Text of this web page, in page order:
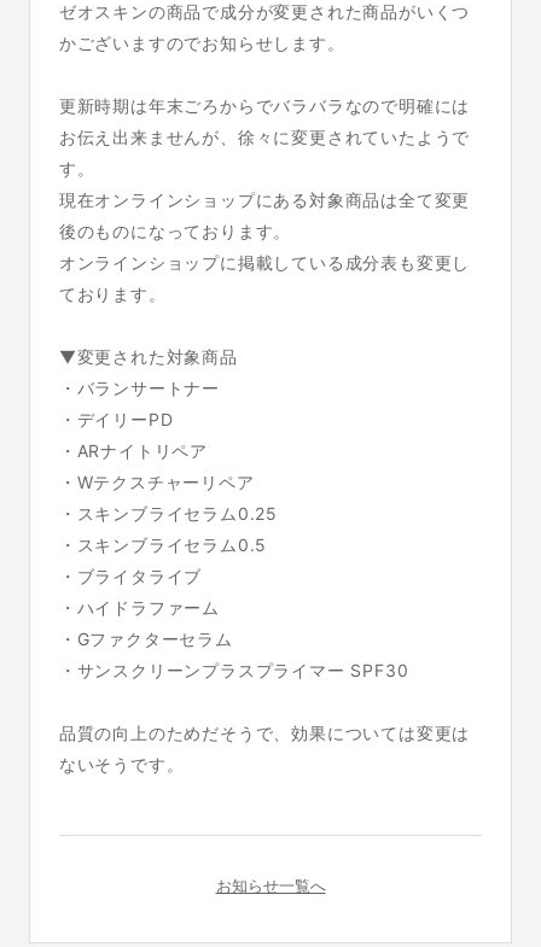
ゼオスキンの商品で成分が変更された商品がいくつ
かございますのでお知らせします。
更新時期は年末ごろからでバラバラなので明確には
お伝え出来ませんが、徐々に変更されていたようで
す。
現在オンラインショップにある対象商品は全て変更
後のものになっております。
オンラインショップに掲載している成分表も変更し
ております。
▼変更された対象商品
・バランサートナー
・デイリーPD
・ARナイトリペア
・Wテクスチャーリペア
・スキンブライセラム0.25
・スキンブライセラム0.5
・ブライタライブ
・ハイドラファーム
・Gファクターセラム
・サンスクリーンプラスプライマー SPF30
品質の向上のためだそうで、効果については変更は
ないそうです。
お知らせ一覧へ